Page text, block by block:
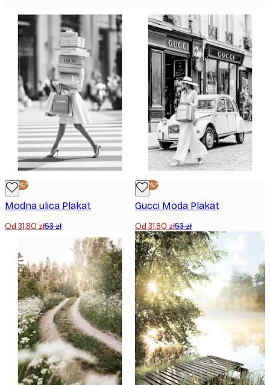
-40%*
Modna ulica Plakat
Od 31,80 zł53 zł
-40%*
Gucci Moda Plakat
Od 31,80 zł53 zł